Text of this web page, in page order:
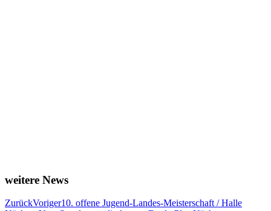
weitere News
ZurückVoriger10. offene Jugend-Landes-Meisterschaft / Halle